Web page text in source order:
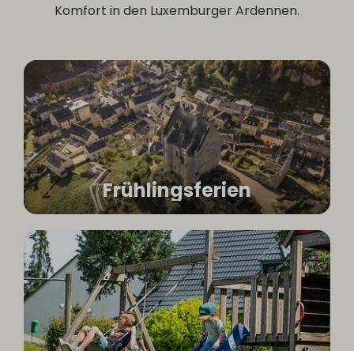
Komfort in den Luxemburger Ardennen.
Frühlingsferien